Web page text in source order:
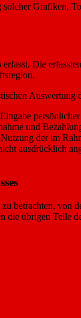
Grafiken,
Die
Auswertung
und
der im
ausdrücklich
betrachten,
die übrigen Teile